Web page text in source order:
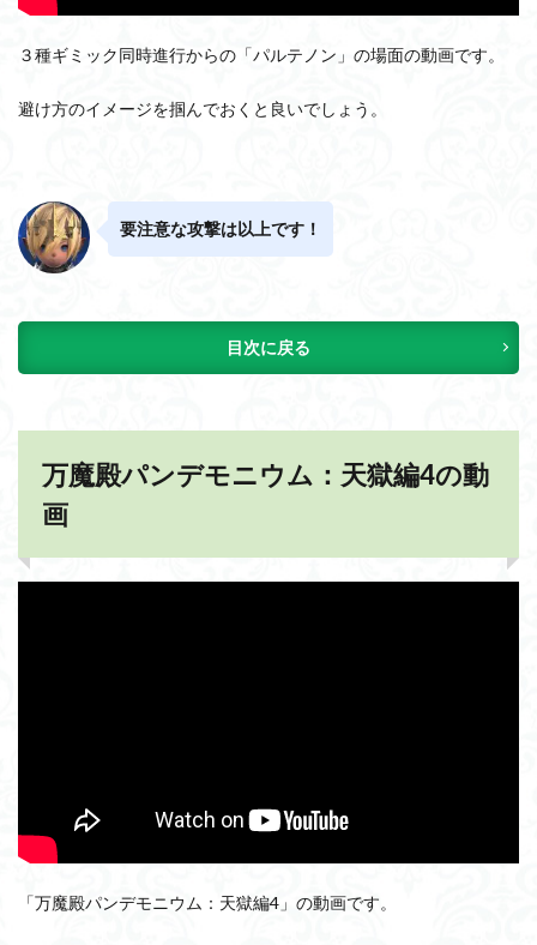
３種ギミック同時進行からの「パルテノン」の場面の動画です。
避け方のイメージを掴んでおくと良いでしょう。
要注意な攻撃は以上です！
目次に戻る
万魔殿パンデモニウム：天獄編4の動
画
「万魔殿パンデモニウム：天獄編4」の動画です。